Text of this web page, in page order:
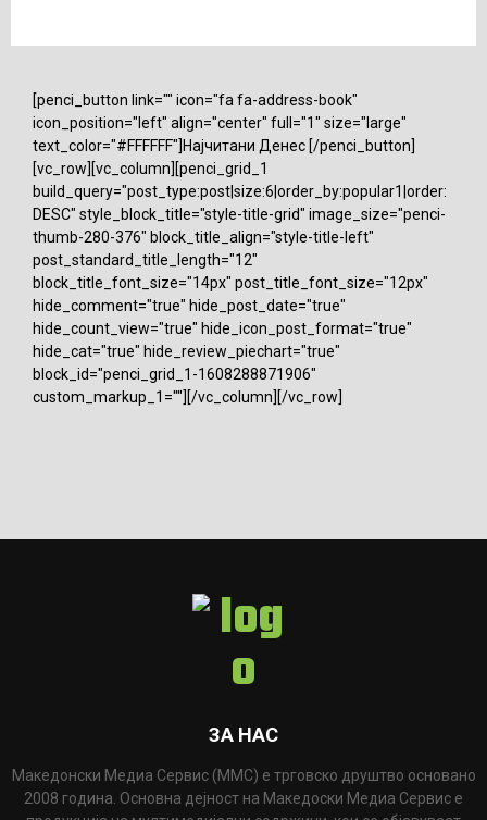
[penci_button link="" icon="fa fa-address-book"
icon_position="left" align="center" full="1" size="large"
text_color="#FFFFFF"]Најчитани Денес [/penci_button]
[vc_row][vc_column][penci_grid_1
build_query="post_type:post|size:6|order_by:popular1|order:
DESC" style_block_title="style-title-grid" image_size="penci-
thumb-280-376" block_title_align="style-title-left"
post_standard_title_length="12"
block_title_font_size="14px" post_title_font_size="12px"
hide_comment="true" hide_post_date="true"
hide_count_view="true" hide_icon_post_format="true"
hide_cat="true" hide_review_piechart="true"
block_id="penci_grid_1-1608288871906"
custom_markup_1=""][/vc_column][/vc_row]
ЗА НАС
Македонски Медиа Сервис (ММС) е трговско друштво основано
2008 година. Основна дејност на Македоски Медиа Сервис е